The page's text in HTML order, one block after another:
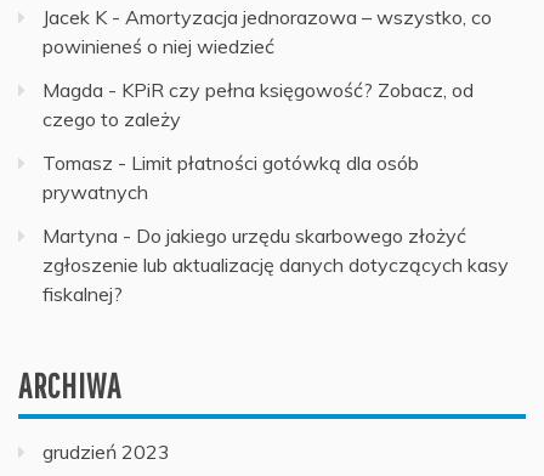
Jacek K- Amortyzacja jednorazowa – wszystko, co
powinieneś o niej wiedzieć
Magda - KPiR czy pełna księgowość? Zobacz, od
czego to zależy
Tomasz - Limit płatności gotówką dla osób
prywatnych
Martyna - Do jakiego urzędu skarbowego złożyć
zgłoszenie lub aktualizację danych dotyczących kasy
fiskalnej?
ARCHIWA
grudzień 2023